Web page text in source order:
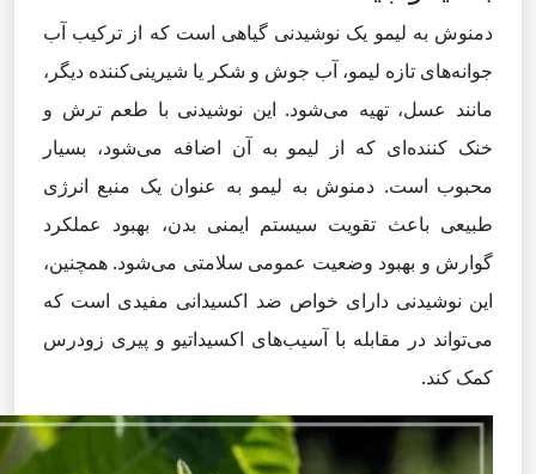
دمنوش به لیمو یک نوشیدنی گیاهی است که از ترکیب آب
جوانه‌های تازه لیمو، آب جوش و شکر یا شیرینی‌کننده دیگر،
مانند عسل، تهیه می‌شود. این نوشیدنی با طعم ترش و
خنک کننده‌ای که از لیمو به آن اضافه می‌شود، بسیار
محبوب است. دمنوش به لیمو به عنوان یک منبع انرژی
طبیعی باعث تقویت سیستم ایمنی بدن، بهبود عملکرد
گوارش و بهبود وضعیت عمومی سلامتی می‌شود. همچنین،
این نوشیدنی دارای خواص ضد اکسیدانی مفیدی است که
می‌تواند در مقابله با آسیب‌های اکسیداتیو و پیری زودرس
کمک کند.